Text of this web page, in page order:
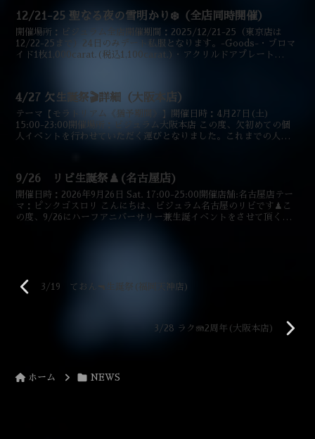
12/21-25 聖なる夜の雪明かり❄️（全店同時開催）
開催場所：ビジュラム全店開催期間：2025/12/21-25（東京店は
12/22-25まで）24日のみデート私服となります。-Goods-・ブロマ
イド1枚1,000carat.(税込1,100carat.)・アクリルドアプレート
4/27 欠生誕祭🎬詳細（大阪本店）
テーマ【モラトリアム《猶予期間》】開催日時：4月27日(土)
15:00-23:00開催場所：ビジュラム大阪本店 この度、欠初めての個
人イベントを行わせていただく運びとなりました。これまでの人生に
9/26 リビ生誕祭♟️(名古屋店)
開催日時：2026年9月26日 Sat. 17:00-25:00開催店舗:名古屋店テー
マ：ピンクゴスロリ こんにちは、ビジュラム名古屋のリビです♟こ
の度、9/26にハーフアニバーサリー兼生誕イベントをさせて頂くこ
3/19 ておん🔫生誕祭(福岡天神店)
3/28 ラク🪼2周年(大阪本店)
ホーム NEWS